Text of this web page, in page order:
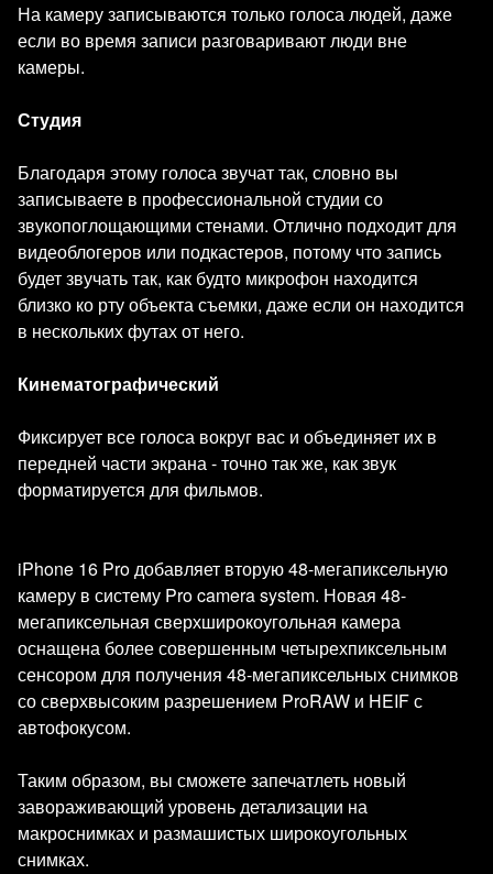
На камеру записываются только голоса людей, даже
если во время записи разговаривают люди вне
камеры.
Студия
Благодаря этому голоса звучат так, словно вы
записываете в профессиональной студии со
звукопоглощающими стенами. Отлично подходит для
видеоблогеров или подкастеров, потому что запись
будет звучать так, как будто микрофон находится
близко ко рту объекта съемки, даже если он находится
в нескольких футах от него.
Кинематографический
Фиксирует все голоса вокруг вас и объединяет их в
передней части экрана - точно так же, как звук
форматируется для фильмов.
iPhone 16 Pro добавляет вторую 48-мегапиксельную
камеру в систему Pro camera system. Новая 48-
мегапиксельная сверхширокоугольная камера
оснащена более совершенным четырехпиксельным
сенсором для получения 48-мегапиксельных снимков
со сверхвысоким разрешением ProRAW и HEIF с
автофокусом.
Таким образом, вы сможете запечатлеть новый
завораживающий уровень детализации на
макроснимках и размашистых широкоугольных
снимках.